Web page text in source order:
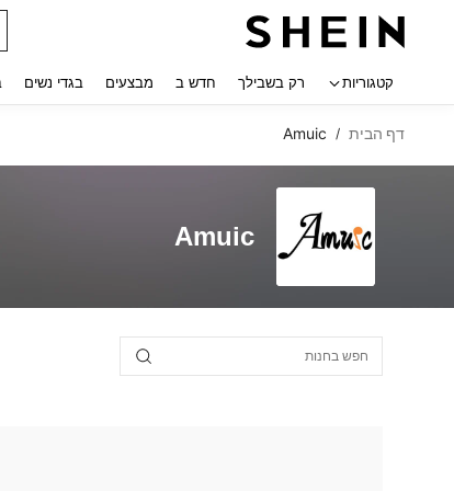
קטגוריות רק בשבילך חדש ב מבצעים בגדי נשים
דף הבית /
Amuic
Amuic